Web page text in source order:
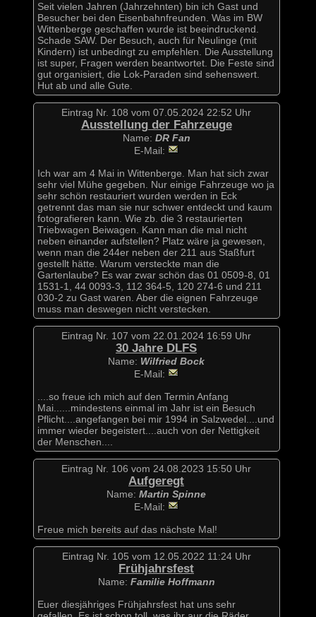
Seit vielen Jahren (Jahrzehnten) bin ich Gast und
Besucher bei den Eisenbahnfreunden. Was im BW
Wittenberge geschaffen wurde ist beeindruckend.
Schade SAW. Der Besuch, auch für Neulinge (mit
Kindern) ist unbedingt zu empfehlen. Die Ausstellung
ist super, Fragen werden beantwortet. Die Feste sind
gut organisiert, die Lok-Paraden sind sehenswert.
Hut ab und alle Gute.
Eintrag Nr. 108 vom 07.05.2024 22:52 Uhr
Ausstellung der Fahrzeuge
Name: DR Fan
E-Mail:
Ich war am 4 Mai in Wittenberge. Man hat sich zwar
sehr viel Mühe gegeben. Nur einige Fahrzeuge wo ja
sehr schön restauriert wurden werden in Eck
getrennt das man sie nur schwer entdeckt und kaum
fotografieren kann. Wie zb. die 3 restaurierten
Triebwagen Beiwagen. Kann man die mal nicht
neben einander aufstellen? Platz wäre ja gewesen,
wenn man die 244er neben der 211 aus Staßfurt
gestellt hätte. Warum versteckte man die
Gartenlaube? Es war zwar schön das 01 0509-8, 01
1531-1, 44 0093-3, 112 364-5, 120 274-6 und 211
030-2 zu Gast waren. Aber die eignen Fahrzeuge
muss man deswegen nicht verstecken.
Eintrag Nr. 107 vom 22.01.2024 16:59 Uhr
30 Jahre DLFS
Name: Wilfried Bock
E-Mail:
....so freue ich mich auf den Termin Anfang
Mai......mindestens einmal im Jahr ist ein Besuch
Pflicht....angefangen bei mir 1994 in Salzwedel....und
immer wieder begeistert....auch von der Nettigkeit
der Menschen....
Eintrag Nr. 106 vom 24.08.2023 15:50 Uhr
Aufgeregt
Name: Martin Spinne
E-Mail:
Freue mich bereits auf das nächste Mal!
Eintrag Nr. 105 vom 12.05.2022 11:24 Uhr
Frühjahrsfest
Name: Familie Hoffmann
Euer diesjähriges Frühjahrsfest hat uns sehr